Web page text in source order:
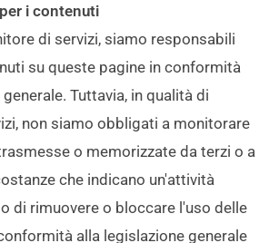
i contenuti
di servizi, siamo responsabili
su queste pagine in conformità
Tuttavia, in qualità di
non siamo obbligati a monitorare
o memorizzate da terzi o a
che indicano un'attività
di rimuovere o bloccare l'uso delle
alla legislazione generale